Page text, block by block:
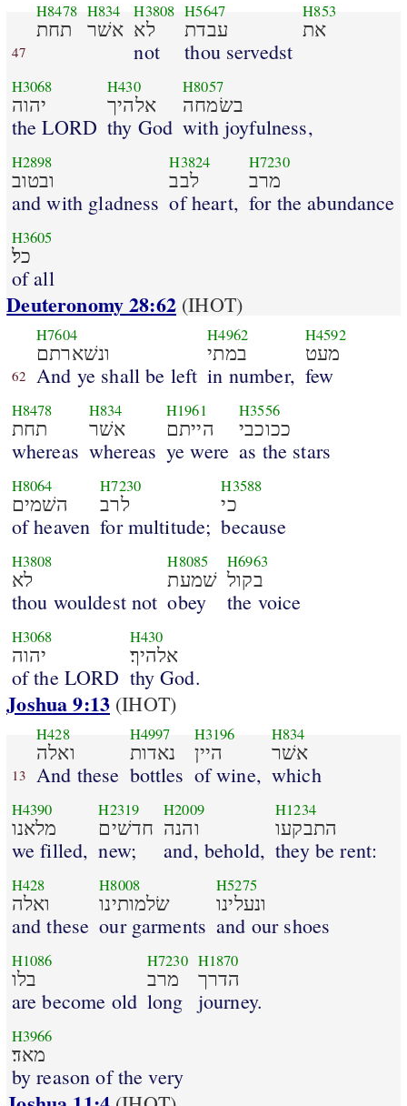
47
H8478
תחת
H834
אשׁר
H3808
לא
not
H5647
עבדת
thou servedst
H853
את
H3068
יהוה
the LORD
H430
אלהיך
thy God
H8057
בשׂמחה
with joyfulness,
H2898
ובטוב
and with gladness
H3824
לבב
of heart,
H7230
מרב
for the abundance
H3605
כל׃
of all
Deuteronomy 28:62(IHOT)
62
H7604
ונשׁארתם
And ye shall be left
H4962
במתי
in number,
H4592
מעט
few
H8478
תחת
whereas
H834
אשׁר
whereas
H1961
הייתם
ye were
H3556
ככוכבי
as the stars
H8064
השׁמים
of heaven
H7230
לרב
for multitude;
H3588
כי
because
H3808
לא
thou wouldest not
H8085
שׁמעת
obey
H6963
בקול
the voice
H3068
יהוה
of the LORD
H430
אלהיך׃
thy God.
Joshua 9:13 (IHOT)
13
H428
ואלה
And these
H4997
נאדות
bottles
H3196
היין
of wine,
H834
אשׁר
which
H4390
מלאנו
we filled,
H2319
חדשׁים
new;
H2009
והנה
and, behold,
H1234
התבקעו
they be rent:
H428
ואלה
and these
H8008
שׂלמותינו
our garments
H5275
ונעלינו
and our shoes
H1086
בלו
are become old
H7230
מרב
long
H1870
הדרך
journey.
H3966
מאד׃
by reason of the very